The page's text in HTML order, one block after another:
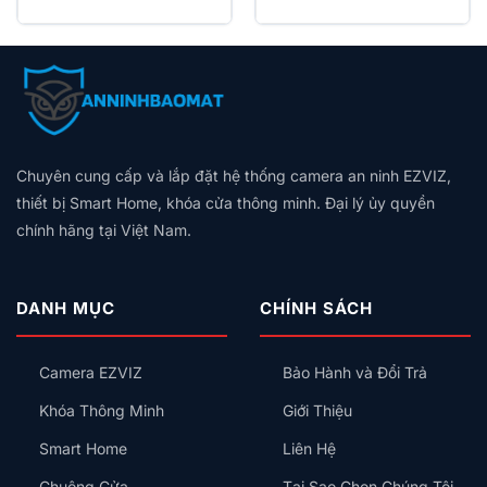
Model / Mã sản phẩm
Kích thước
Nhiệt độ màu
5700K
Điện áp
Chỉ số hoàn màu (CRI)
Ra90
Thép cán nguội SPCC, nhựa
PMMA
Thấu kính
Fresnel
Khoảng cách cảm biến thân
890.000₫.là:
550.000₫.
990.000₫.là:
550.000₫.
Chuyên cung cấp và lắp đặt hệ thống camera an ninh EZVIZ,
thiết bị Smart Home, khóa cửa thông minh. Đại lý ủy quyền
chính hãng tại Việt Nam.
DANH MỤC
Camera EZVIZ
Khóa Thông Minh
Smart Home
CHÍNH SÁCH
Bảo Hành và Đổi Trả
Giới Thiệu
Liên Hệ